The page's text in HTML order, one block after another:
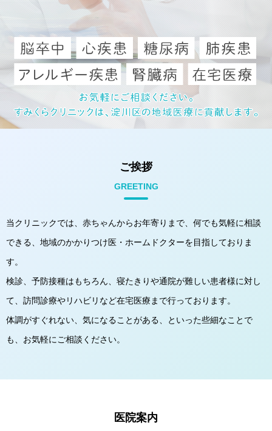
ご挨拶
GREETING
当クリニックでは、赤ちゃんからお年寄りまで、何でも気軽に相談
できる、 地域のかかりつけ医・ホームドクターを目指しておりま
す。
検診、予防接種はもちろん、寝たきりや通院が難しい患者様に対し
て、 訪問診療やリハビリなど在宅医療まで行っております。
体調がすぐれない、気になることがある、といった些細なことで
も、お気軽にご相談ください。
医院案内